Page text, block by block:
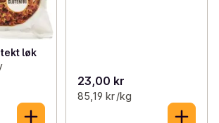
løk
23,00 kr
85,19 kr /kg